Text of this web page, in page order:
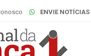
ENVIE NOTÍCIAS